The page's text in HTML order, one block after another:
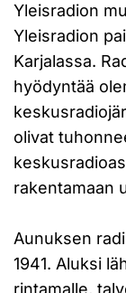
Yleisradion
Yleisradion
Karjalassa.
hyödyntää
olivat
rakentamaan
Aunuksen
1941. Aluksi